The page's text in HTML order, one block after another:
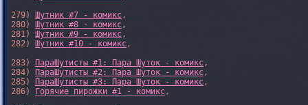
279) Шутник #7 - комикс,
280) Шутник #8 - комикс,
281) Шутник #9 - комикс,
282) Шутник #10 - комикс,
283)
ПараШутисты #1: Пара Шуток - комикс,
284)
ПараШутисты #2: Пара Шуток - комикс,
285)
ПараШутисты #3: Пара Шуток - комикс,
286)
Горячие пирожки #1 - комикс,